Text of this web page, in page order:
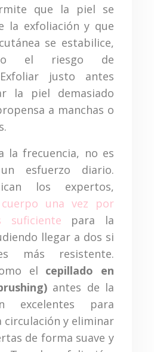
que la piel se
la exfoliación y que
se estabilice,
el riesgo de
justo antes
la piel demasiado
a manchas o
la frecuencia, no es
esfuerzo diario.
los expertos,
una vez por
suficiente para la
llegar a dos si
más resistente.
el cepillado en
antes de la
excelentes para
circulación y eliminar
de forma suave y